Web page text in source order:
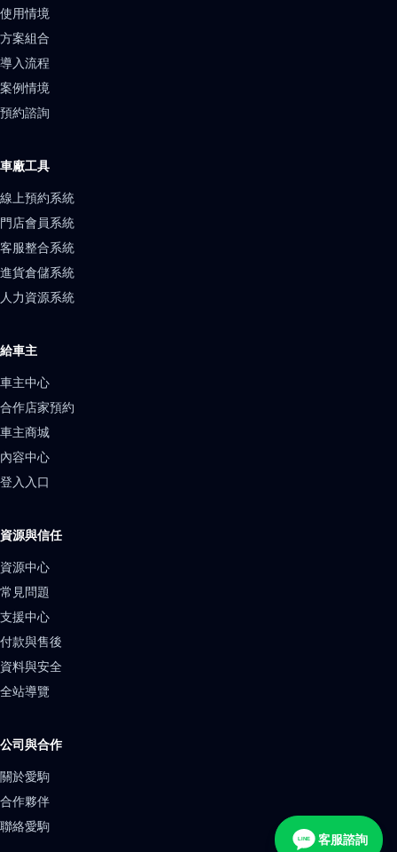
使用情境
方案組合
導入流程
案例情境
預約諮詢
車廠工具
線上預約系統
門店會員系統
客服整合系統
進貨倉儲系統
人力資源系統
給車主
車主中心
合作店家預約
車主商城
內容中心
登入入口
資源與信任
資源中心
常見問題
支援中心
付款與售後
資料與安全
全站導覽
公司與合作
關於愛駒
合作夥伴
聯絡愛駒
LINE 客服諮詢